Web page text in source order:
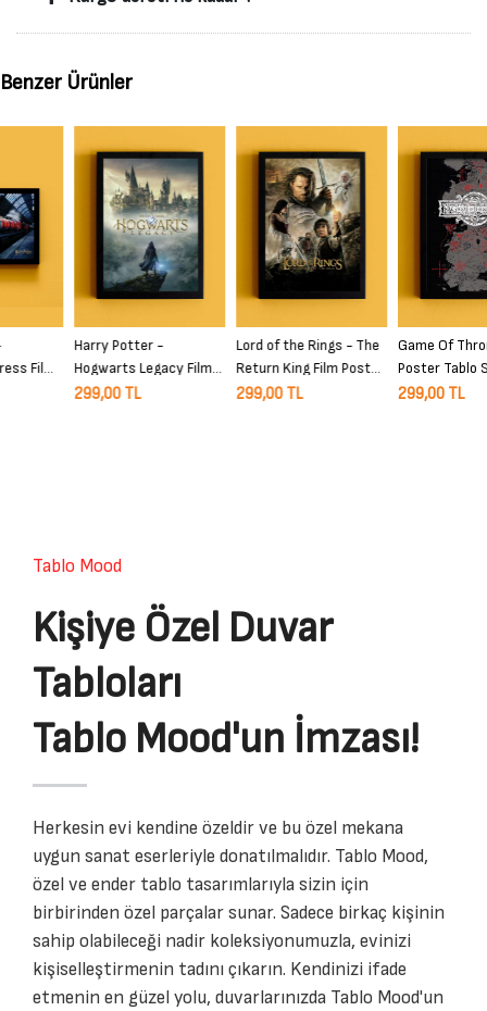
Benzer Ürünler
Harry Potter -
Hogwarts Legacy Film
Poster Tablo Siyah
Lord of the Rings - The
Return King Film Poster
Tablo Siyah Çerçeveli
Game Of Thrones Film
Poster Tablo Siyah
Çerçeveli Yüksek Kalite
Tablo Mood
Kişiye Özel Duvar
Tabloları
Tablo Mood'un İmzası!
Herkesin evi kendine özeldir ve bu özel mekana
uygun sanat eserleriyle donatılmalıdır. Tablo Mood,
özel ve ender tablo tasarımlarıyla sizin için
birbirinden özel parçalar sunar. Sadece birkaç kişinin
sahip olabileceği nadir koleksiyonumuzla, evinizi
kişiselleştirmenin tadını çıkarın. Kendinizi ifade
etmenin en güzel yolu, duvarlarınızda Tablo Mood'un